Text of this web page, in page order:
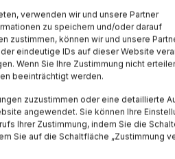
verwenden wir und unsere Partner
zu speichern und/oder darauf
zustimmen, können wir und unsere
eindeutige IDs auf dieser Website
Wenn Sie Ihre Zustimmung nicht
beeinträchtigt werden.
zuzustimmen oder eine detaillierte
angewendet. Sie können Ihre
Ihrer Zustimmung, indem Sie die
Sie auf die Schaltfläche „Zustimmung
giorno potrebbe sembrare
ben pianificato, potrai
Leggi